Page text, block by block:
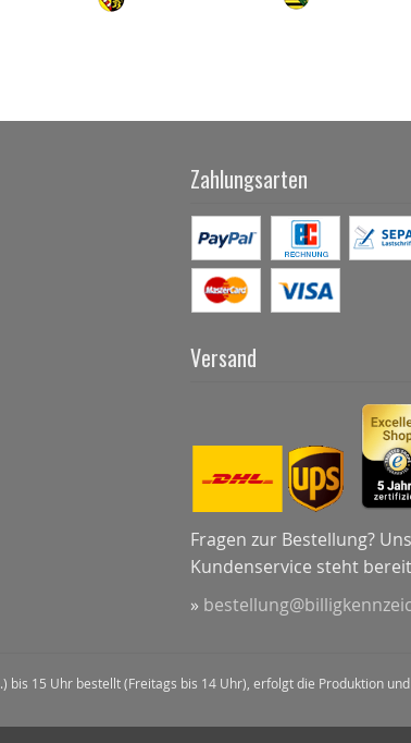
Zahlungsarten
Versand
Fragen zur Bestellung?
Kundenservice steht
»
bis 15 Uhr bestellt (Freitags bis 14 Uhr), erfolgt die Produktion